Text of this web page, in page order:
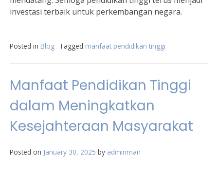
investasi terbaik untuk perkembangan negara.
Posted in Blog Tagged manfaat pendidikan tinggi
Manfaat Pendidikan Tinggi
dalam Meningkatkan
Kesejahteraan Masyarakat
Posted on January 30, 2025 by adminman